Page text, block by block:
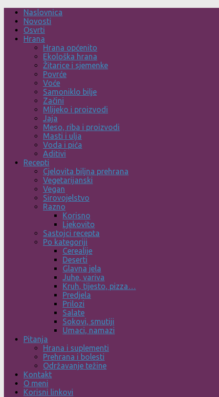
Skip
content
Naslovnica
Novosti
Osvrti
Hrana
Hrana općenito
Ekološka hrana
Žitarice i sjemenke
Povrće
Voće
Samoniklo bilje
Začini
Mlijeko i proizvodi
Jaja
Meso, riba i proizvodi
Masti i ulja
Voda i pića
Aditivi
Recepti
Cjelovita biljna prehrana
Vegetarijanski
Vegan
Sirovojelstvo
Razno
Korisno
Ljekovito
Sastojci recepta
Po kategoriji
Cerealije
Deserti
Glavna jela
Juhe, variva
Kruh, tijesto, pizza…
Predjela
Prilozi
Salate
Sokovi, smutiji
Umaci, namazi
Pitanja
Hrana i suplementi
Prehrana i bolesti
Održavanje težine
Kontakt
O meni
Korisni linkovi